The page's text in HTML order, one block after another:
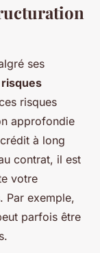
ses
risques
risques
approfondie
à long
contrat, il est
votre
Par exemple,
parfois être